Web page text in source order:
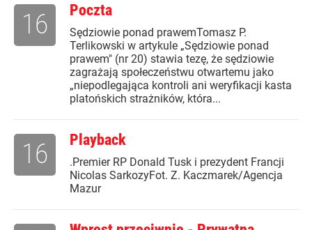
Poczta
Sędziowie ponad prawemTomasz P.
Terlikowski w artykule „Sędziowie ponad
prawem" (nr 20) stawia tezę, że sędziowie
zagrażają społeczeństwu otwartemu jako
„niepodlegająca kontroli ani weryfikacji kasta
platońskich strażników, która...
16
Playback
.Premier RP Donald Tusk i prezydent Francji
Nicolas SarkozyFot. Z. Kaczmarek/Agencja
Mazur
16